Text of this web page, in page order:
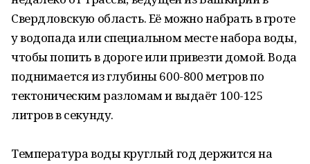
Свердловскую область. Её можно набрать в гроте
у водопада или специальном месте набора воды,
чтобы попить в дороге или привезти домой. Вода
поднимается из глубины 600-800 метров по
тектоническим разломам и выдаёт 100-125
литров в секунду.
Температура воды круглый год держится на